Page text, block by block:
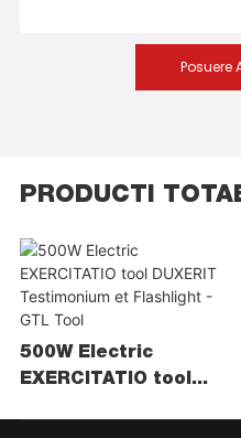
Posuere
PRODUCTI
500W Electric
EXERCITATIO tool